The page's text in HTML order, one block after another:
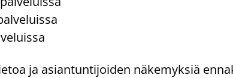
ja asian­tun­ti­joi­den nä­ke­myk­siä